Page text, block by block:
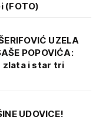
(FOTO)
UZELA
POPOVIĆA:
zlata i star tri
UDOVICE!